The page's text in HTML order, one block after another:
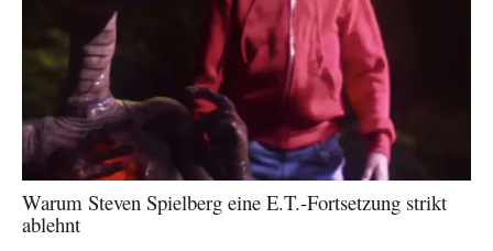
Warum Steven Spielberg eine E.T.-Fortsetzung strikt
ablehnt